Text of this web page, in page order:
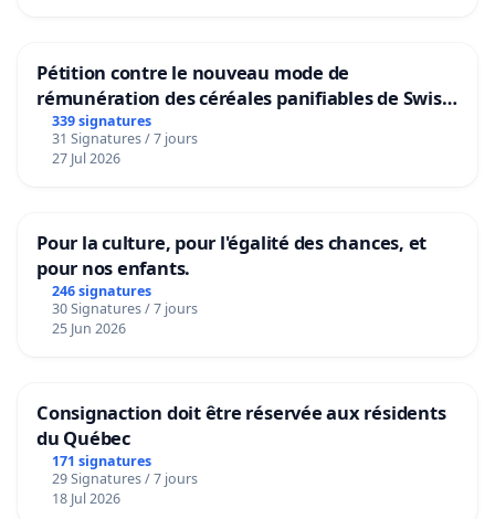
Pétition contre le nouveau mode de
rémunération des céréales panifiables de Swiss
granum basé sur la teneur en protéines
339 signatures
31 Signatures / 7 jours
27 Jul 2026
Pour la culture, pour l'égalité des chances, et
pour nos enfants.
246 signatures
30 Signatures / 7 jours
25 Jun 2026
Consignaction doit être réservée aux résidents
du Québec
171 signatures
29 Signatures / 7 jours
18 Jul 2026